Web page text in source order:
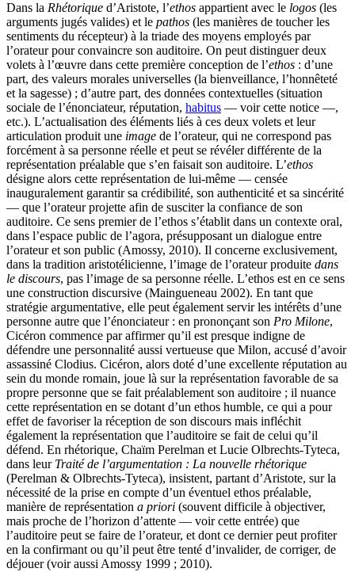
Dans la Rhétorique d’Aristote, l’ethos appartient avec le logos (les
arguments jugés valides) et le pathos (les manières de toucher les
sentiments du récepteur) à la triade des moyens employés par
l’orateur pour convaincre son auditoire. On peut distinguer deux
volets à l’œuvre dans cette première conception de l’ethos : d’une
part, des valeurs morales universelles (la bienveillance, l’honnêteté
et la sagesse) ; d’autre part, des données contextuelles (situation
sociale de l’énonciateur, réputation, habitus — voir cette notice —,
etc.). L’actualisation des éléments liés à ces deux volets et leur
articulation produit une image de l’orateur, qui ne correspond pas
forcément à sa personne réelle et peut se révéler différente de la
représentation préalable que s’en faisait son auditoire. L’ethos
désigne alors cette représentation de lui-même — censée
inauguralement garantir sa crédibilité, son authenticité et sa sincérité
— que l’orateur projette afin de susciter la confiance de son
auditoire. Ce sens premier de l’ethos s’établit dans un contexte oral,
dans l’espace public de l’agora, présupposant un dialogue entre
l’orateur et son public (Amossy, 2010). Il concerne exclusivement,
dans la tradition aristotélicienne, l’image de l’orateur produite dans
le discours, pas l’image de sa personne réelle. L’ethos est en ce sens
une construction discursive (Maingueneau 2002). En tant que
stratégie argumentative, elle peut également servir les intérêts d’une
personne autre que l’énonciateur : en prononçant son Pro Milone,
Cicéron commence par affirmer qu’il est presque indigne de
défendre une personnalité aussi vertueuse que Milon, accusé d’avoir
assassiné Clodius. Cicéron, alors doté d’une excellente réputation au
sein du monde romain, joue là sur la représentation favorable de sa
propre personne que se fait préalablement son auditoire ; il nuance
cette représentation en se dotant d’un ethos humble, ce qui a pour
effet de favoriser la réception de son discours mais infléchit
également la représentation que l’auditoire se fait de celui qu’il
défend. En rhétorique, Chaïm Perelman et Lucie Olbrechts-Tyteca,
dans leurTraité de l’argumentation : La nouvelle rhétorique
(Perelman & Olbrechts-Tyteca), insistent, partant d’Aristote, sur la
nécessité de la prise en compte d’un éventuel ethos préalable,
manière de représentation a priori (souvent difficile à objectiver,
mais proche de l’horizon d’attente — voir cette entrée) que
l’auditoire peut se faire de l’orateur, et dont ce dernier peut profiter
en la confirmant ou qu’il peut être tenté d’invalider, de corriger, de
déjouer (voir aussi Amossy 1999 ; 2010).